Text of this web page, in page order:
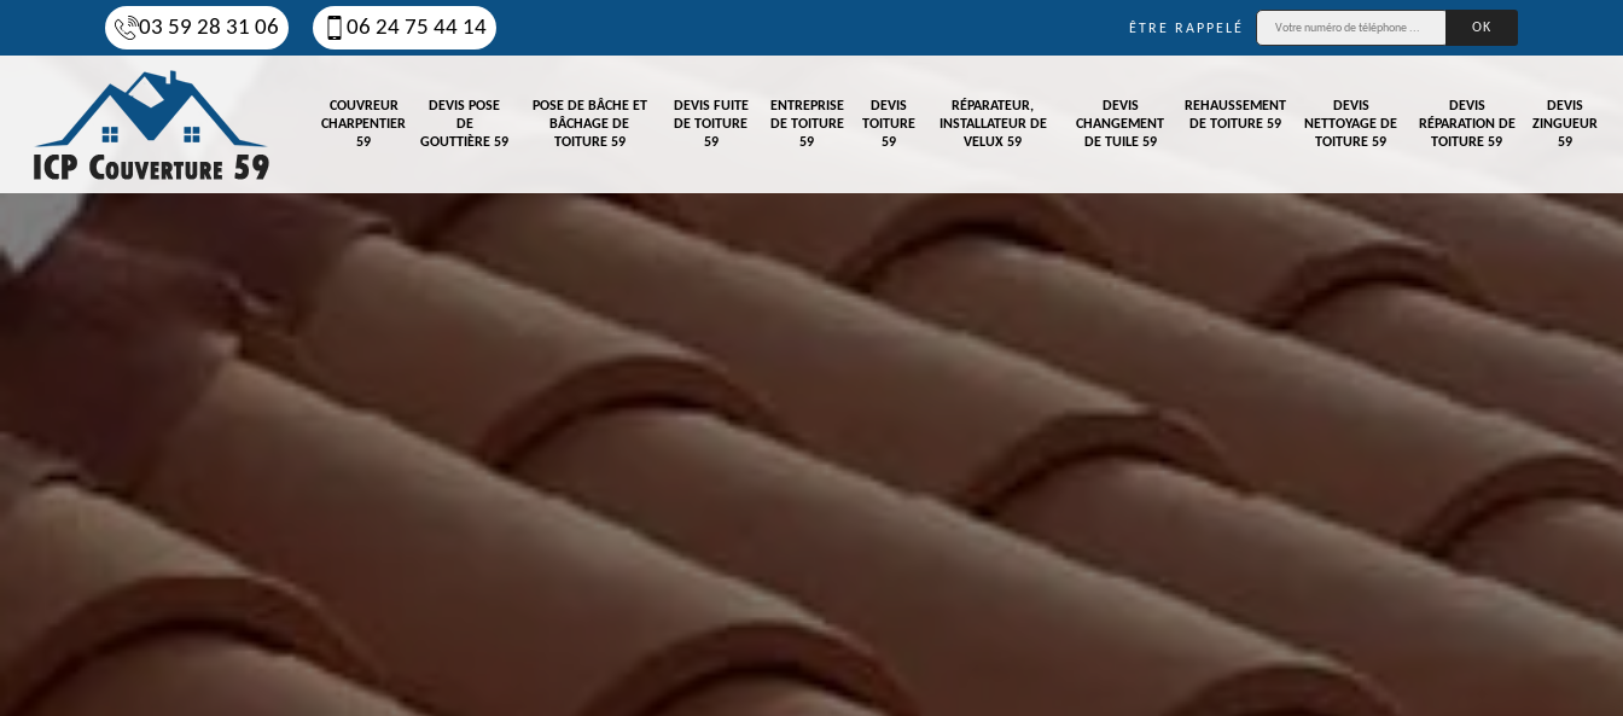
03 59 28 31 06 06 24 75 44 14 ÊTRE RAPPELÉ
COUVREUR
CHARPENTIER
59
DEVIS POSE
DE
GOUTTIÈRE 59
POSE DE BÂCHE ET
BÂCHAGE DE
TOITURE 59
DEVIS FUITE
DE TOITURE
59
ENTREPRISE
DE TOITURE
59
DEVIS
TOITURE
59
RÉPARATEUR,
INSTALLATEUR DE
VELUX 59
DEVIS
CHANGEMENT
DE TUILE 59
REHAUSSEMENT
DE TOITURE 59
DEVIS
NETTOYAGE DE
TOITURE 59
DEVIS
RÉPARATION DE
TOITURE 59
DEVIS
ZINGUEUR
59